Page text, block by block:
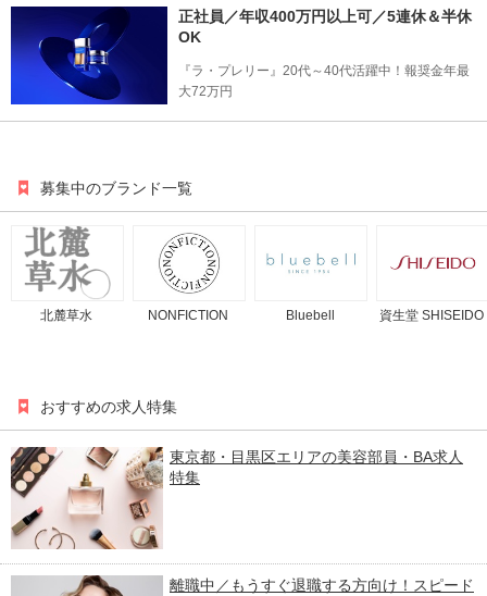
正社員／年収400万円以上可／5連休＆半休
OK
『ラ・プレリー』20代～40代活躍中！報奨金年最
大72万円
募集中のブランド一覧
北麓草水 NONFICTION Bluebell 資生堂 SHISEIDO
おすすめの求人特集
東京都・目黒区エリアの美容部員・BA求人
特集
離職中／もうすぐ退職する方向け！スピード